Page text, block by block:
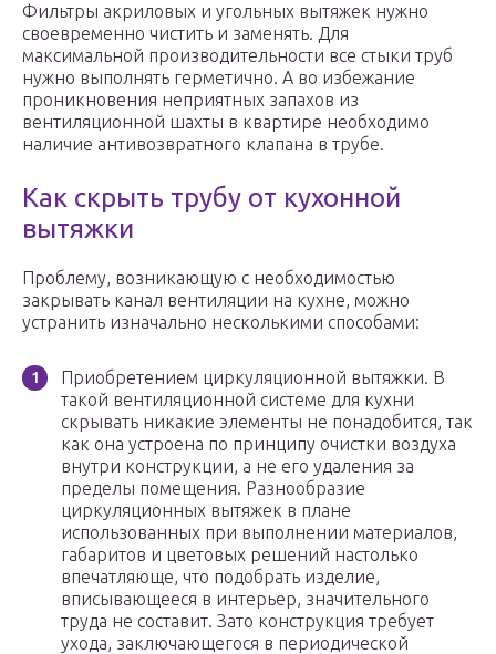
Фильтры акриловых и угольных вытяжек нужно
своевременно чистить и заменять. Для
максимальной производительности все стыки труб
нужно выполнять герметично. А во избежание
проникновения неприятных запахов из
вентиляционной шахты в квартире необходимо
наличие антивозвратного клапана в трубе.
Как скрыть трубу от кухонной
вытяжки
Проблему, возникающую с необходимостью
закрывать канал вентиляции на кухне, можно
устранить изначально несколькими способами:
Приобретением циркуляционной вытяжки. В
такой вентиляционной системе для кухни
скрывать никакие элементы не понадобится, так
как она устроена по принципу очистки воздуха
внутри конструкции, а не его удаления за
пределы помещения. Разнообразие
циркуляционных вытяжек в плане
использованных при выполнении материалов,
габаритов и цветовых решений настолько
впечатляюще, что подобрать изделие,
вписывающееся в интерьер, значительного
труда не составит. Зато конструкция требует
ухода, заключающегося в периодической